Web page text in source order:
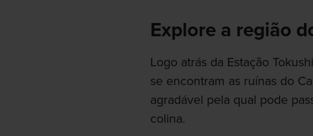
Explore a região
Logo atrás da Estação
se encontram as ruínas do
agradável pela qual pode
colina.